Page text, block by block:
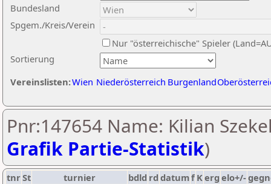
Sortierung
Bundesland
Spgem./Kreis/Verein
Nur "österreichische" Spieler
Vereinslisten:Wien Niederösterreich Burgenland
Pnr:147654 Name: Kilian
Grafik Partie-Statistik)
tnrSt turnier bdld rd datumf Kerg elo+/-